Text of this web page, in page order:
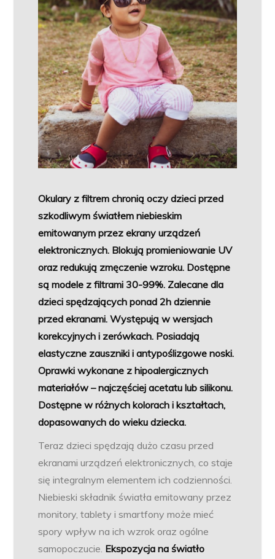
Okulary z filtrem chronią oczy dzieci przed
szkodliwym światłem niebieskim
emitowanym przez ekrany urządzeń
elektronicznych. Blokują promieniowanie UV
oraz redukują zmęczenie wzroku. Dostępne
są modele z filtrami 30-99%. Zalecane dla
dzieci spędzających ponad 2h dziennie
przed ekranami. Występują w wersjach
korekcyjnych i zerówkach. Posiadają
elastyczne zauszniki i antypoślizgowe noski.
Oprawki wykonane z hipoalergicznych
materiałów – najczęściej acetatu lub silikonu.
Dostępne w różnych kolorach i kształtach,
dopasowanych do wieku dziecka.
Teraz dzieci spędzają dużo czasu przed
ekranami urządzeń elektronicznych, co staje
się integralnym elementem ich codzienności.
Niebieski składnik światła emitowany przez
monitory, tablety i smartfony może mieć
spory wpływ na ich wzrok oraz ogólne
samopoczucie. Ekspozycja na światło